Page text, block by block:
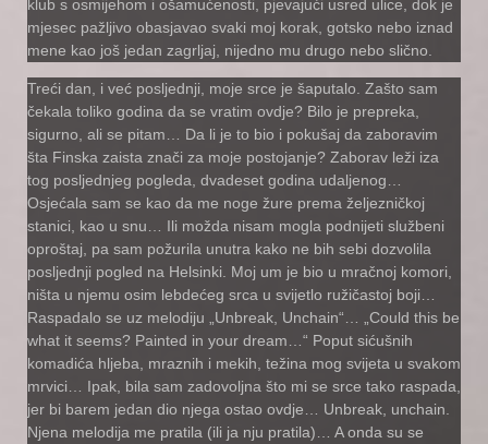
klub s osmijehom i ošamućenosti, pjevajući usred ulice, dok je
mjesec pažljivo obasjavao svaki moj korak, gotsko nebo iznad
mene kao još jedan zagrljaj, nijedno mu drugo nebo slično.
Treći dan, i već posljednji, moje srce je šaputalo. Zašto sam
čekala toliko godina da se vratim ovdje? Bilo je prepreka,
sigurno, ali se pitam… Da li je to bio i pokušaj da zaboravim
šta Finska zaista znači za moje postojanje? Zaborav leži iza
tog posljednjeg pogleda, dvadeset godina udaljenog…
Osjećala sam se kao da me noge žure prema željezničkoj
stanici, kao u snu… Ili možda nisam mogla podnijeti službeni
oproštaj, pa sam požurila unutra kako ne bih sebi dozvolila
posljednji pogled na Helsinki. Moj um je bio u mračnoj komori,
ništa u njemu osim lebdećeg srca u svijetlo ružičastoj boji…
Raspadalo se uz melodiju „Unbreak, Unchain“… „Could this be
what it seems? Painted in your dream…“ Poput sićušnih
komadića hljeba, mraznih i mekih, težina mog svijeta u svakom
mrvici… Ipak, bila sam zadovoljna što mi se srce tako raspada,
jer bi barem jedan dio njega ostao ovdje… Unbreak, unchain.
Njena melodija me pratila (ili ja nju pratila)… A onda su se